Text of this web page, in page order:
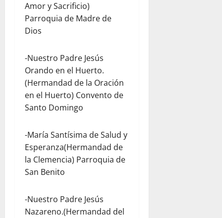
Amor y Sacrificio)
Parroquia de Madre de
Dios
-Nuestro Padre Jesús
Orando en el Huerto.
(Hermandad de la Oración
en el Huerto) Convento de
Santo Domingo
-María Santísima de Salud y
Esperanza(Hermandad de
la Clemencia) Parroquia de
San Benito
-Nuestro Padre Jesús
Nazareno.(Hermandad del